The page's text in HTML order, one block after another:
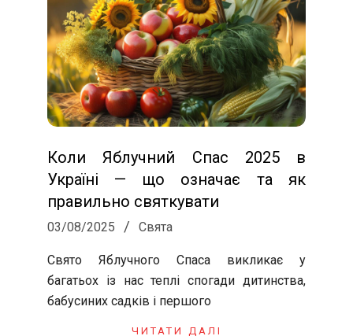
Коли Яблучний Спас 2025 в
Україні — що означає та як
правильно святкувати
2025-
03
03/08/2025 Свята
Свято Яблучного Спаса викликає у
багатьох із нас теплі спогади дитинства,
бабусиних садків і першого
ЧИТАТИ ДАЛІ